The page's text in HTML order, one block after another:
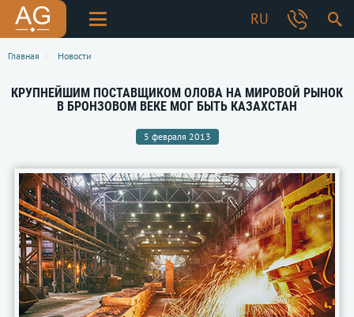
RU
Главная Новости
КРУПНЕЙШИМ ПОСТАВЩИКОМ ОЛОВА НА МИРОВОЙ РЫНОК
В БРОНЗОВОМ ВЕКЕ МОГ БЫТЬ КАЗАХСТАН
5 февраля 2013